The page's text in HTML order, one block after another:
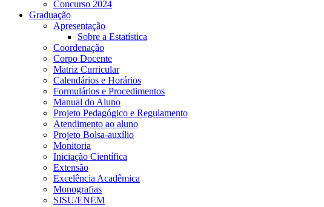
Concurso 2024
Graduação
Apresentação
Sobre a Estatística
Coordenação
Corpo Docente
Matriz Curricular
Calendários e Horários
Formulários e Procedimentos
Manual do Aluno
Projeto Pedagógico e Regulamento
Atendimento ao aluno
Projeto Bolsa-auxílio
Monitoria
Iniciação Científica
Extensão
Excelência Acadêmica
Monografias
SISU/ENEM